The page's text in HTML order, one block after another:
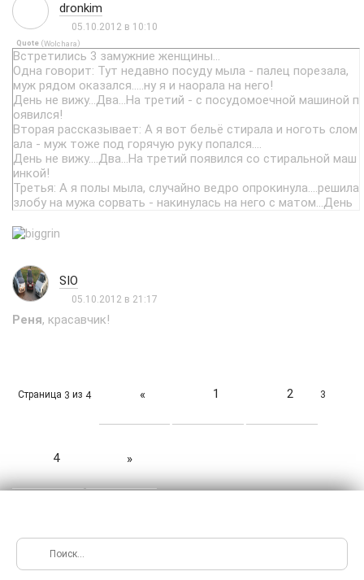
dronkim
05.10.2012 в 10:10
Quote (Wolchara)
Встретились 3 замужние женщины...
Одна говорит: Тут недавно посуду мыла - палец порезала,
муж рядом оказался.....ну я и наорала на него!
День не вижу...Два...На третий - с посудомоечной машиной п
оявился!
Вторая рассказывает: А я вот бельё стирала и ноготь слом
ала - муж тоже под горячую руку попался....
День не вижу....Два...На третий появился со стиральной маш
инкой!
Третья: А я полы мыла, случайно ведро опрокинула....решила
злобу на мужа сорвать - накинулась на него с матом...День
SIO
05.10.2012 в 21:17
Реня, красавчик!
Страница 3 из 4 « 1 2 3
4 »